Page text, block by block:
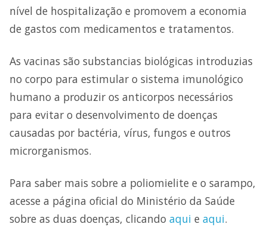
nível de hospitalização e promovem a economia
de gastos com medicamentos e tratamentos.
As vacinas são substancias biológicas introduzias
no corpo para estimular o sistema imunológico
humano a produzir os anticorpos necessários
para evitar o desenvolvimento de doenças
causadas por bactéria, vírus, fungos e outros
microrganismos.
Para saber mais sobre a poliomielite e o sarampo,
acesse a página oficial do Ministério da Saúde
sobre as duas doenças, clicando aqui e aqui.